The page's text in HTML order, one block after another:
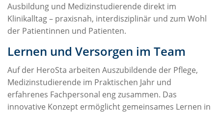
Ausbildung und Medizinstudierende direkt im
Klinikalltag – praxisnah, interdisziplinär und zum Wohl
der Patientinnen und Patienten.
Lernen und Versorgen im Team
Auf der HeroSta arbeiten Auszubildende der Pflege,
Medizinstudierende im Praktischen Jahr und
erfahrenes Fachpersonal eng zusammen. Das
innovative Konzept ermöglicht gemeinsames Lernen in